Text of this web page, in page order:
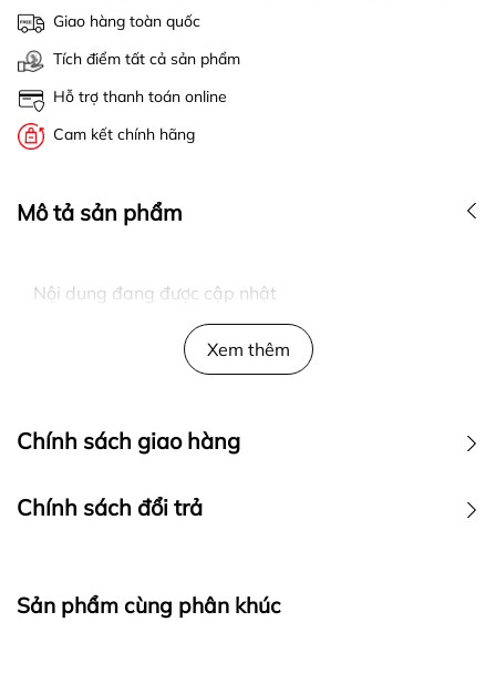
Giao hàng toàn quốc
Tích điểm tất cả sản phẩm
Hỗ trợ thanh toán online
Cam kết chính hãng
Mô tả sản phẩm
Nội dung đang được cập nhật
Xem thêm
Chính sách giao hàng
Chính sách đổi trả
Sản phẩm cùng phân khúc